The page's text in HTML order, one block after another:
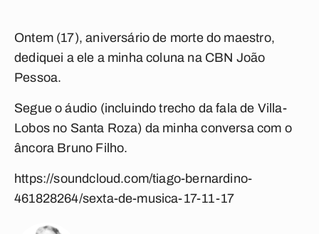
Ontem (17), aniversário de morte do maestro,
dediquei a ele a minha coluna na CBN João
Pessoa.
Segue o áudio (incluindo trecho da fala de Villa-
Lobos no Santa Roza) da minha conversa com o
âncora Bruno Filho.
https://soundcloud.com/tiago-bernardino-
461828264/sexta-de-musica-17-11-17